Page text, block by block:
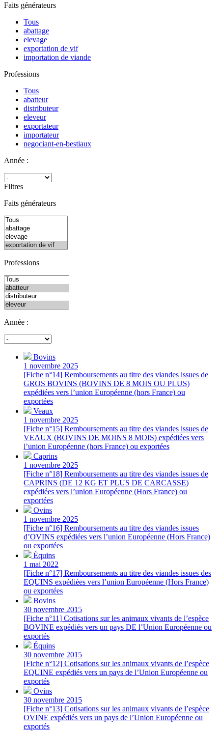
Faits générateurs
Tous
abattage
elevage
exportation de vif
importation de viande
Professions
Tous
abatteur
distributeur
eleveur
exportateur
importateur
negociant-en-bestiaux
Année :
Filtres
Faits générateurs
Professions
Année :
Bovins
1 novembre 2025
[Fiche n°14] Remboursements au titre des viandes issues de
GROS BOVINS (BOVINS DE 8 MOIS OU PLUS)
expédiées vers l’union Européenne (hors France) ou
exportées
Veaux
1 novembre 2025
[Fiche n°15] Remboursements au titre des viandes issues de
VEAUX (BOVINS DE MOINS 8 MOIS) expédiées vers
l’union Européenne (hors France) ou exportées
Caprins
1 novembre 2025
[Fiche n°18] Remboursements au titre des viandes issues de
CAPRINS (DE 12 KG ET PLUS DE CARCASSE)
expédiées vers l’union Européenne (Hors France) ou
exportées
Ovins
1 novembre 2025
[Fiche n°16] Remboursements au titre des viandes issues
d’OVINS expédiées vers l’union Européenne (Hors France)
ou exportées
Équins
1 mai 2022
[Fiche n°17] Remboursements au titre des viandes issues des
EQUINS expédiées vers l’union Européenne (Hors France)
ou exportées
Bovins
30 novembre 2015
[Fiche n°11] Cotisations sur les animaux vivants de l’espèce
BOVINE expédiés vers un pays DE l’Union Européenne ou
exportés
Équins
30 novembre 2015
[Fiche n°12] Cotisations sur les animaux vivants de l’espèce
EQUINE expédiés vers un pays de l’Union Européenne ou
exportés
Ovins
30 novembre 2015
[Fiche n°13] Cotisations sur les animaux vivants de l’espèce
OVINE expédiés vers un pays de l’Union Européenne ou
exportés